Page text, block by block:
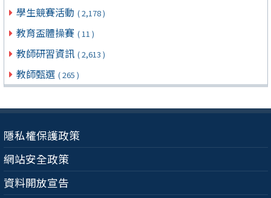
學生競賽活動 ( 2,178 )
教育盃體操賽 ( 11 )
教師研習資訊 ( 2,613 )
教師甄選 ( 265 )
隱私權保護政策
網站安全政策
資料開放宣告